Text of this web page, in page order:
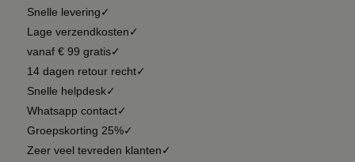
Snelle levering✓
Lage verzendkosten✓
vanaf € 99 gratis✓
14 dagen retour recht✓
Snelle helpdesk✓
Whatsapp contact✓
Groepskorting 25%✓
Zeer veel tevreden klanten✓